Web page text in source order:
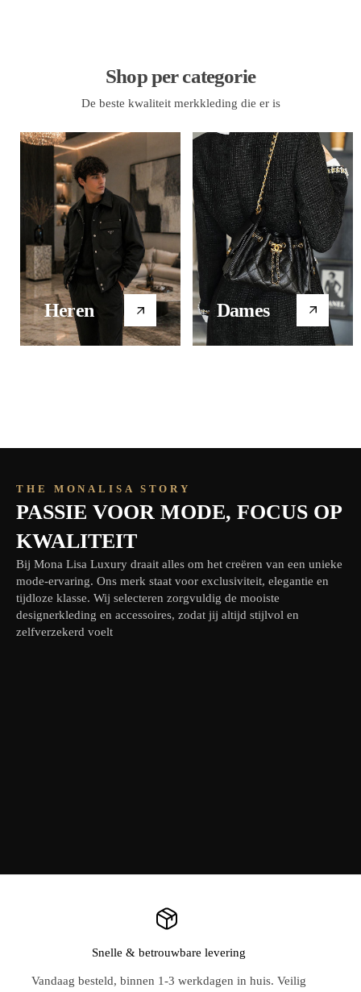
Shop per categorie
De beste kwaliteit merkkleding die er is
Heren Dames
THE MONALISA STORY
PASSIE VOOR MODE, FOCUS OP
KWALITEIT
Bij Mona Lisa Luxury draait alles om het creëren van een unieke
mode-ervaring. Ons merk staat voor exclusiviteit, elegantie en
tijdloze klasse. Wij selecteren zorgvuldig de mooiste
designerkleding en accessoires, zodat jij altijd stijlvol en
zelfverzekerd voelt
Snelle & betrouwbare levering
Vandaag besteld, binnen 1-3 werkdagen in huis. Veilig